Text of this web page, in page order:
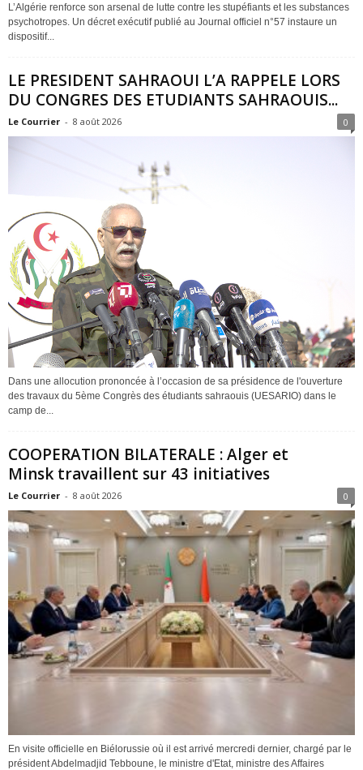
L’Algérie renforce son arsenal de lutte contre les stupéfiants et les substances
psychotropes. Un décret exécutif publié au Journal officiel n°57 instaure un
dispositif...
LE PRESIDENT SAHRAOUI L’A RAPPELE LORS
DU CONGRES DES ETUDIANTS SAHRAOUIS...
Le Courrier - 8 août 2026 0
Dans une allocution prononcée à l’occasion de sa présidence de l'ouverture
des travaux du 5ème Congrès des étudiants sahraouis (UESARIO) dans le
camp de...
COOPERATION BILATERALE : Alger et
Minsk travaillent sur 43 initiatives
Le Courrier - 8 août 2026 0
En visite officielle en Biélorussie où il est arrivé mercredi dernier, chargé par le
président Abdelmadjid Tebboune, le ministre d'Etat, ministre des Affaires